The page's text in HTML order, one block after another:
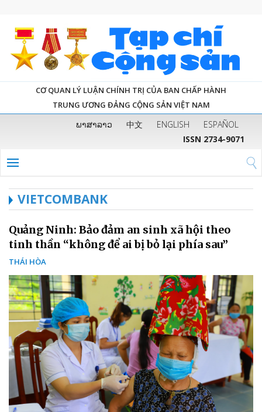
CƠ QUAN LÝ LUẬN CHÍNH TRỊ CỦA BAN CHẤP HÀNH
TRUNG ƯƠNG ĐẢNG CỘNG SẢN VIỆT NAM
ພາສາລາວ 中文 ENGLISH
ESPAÑOL
ISSN 2734-9071
VIETCOMBANK
Quảng Ninh: Bảo đảm an sinh xã hội theo
tinh thần “không để ai bị bỏ lại phía sau”
THÁI HÒA